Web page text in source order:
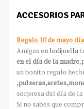
ACCESORIOS
Regalo 10 de mayo
Amigas en lodijoella
en el día de la madre
un bonito regalo
sorpresa del día de la
Si no sabes que